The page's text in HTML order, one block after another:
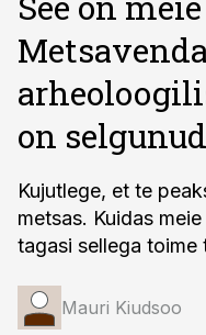
on
Kujutlege, et te
metsas. Kuidas
tagasi sellega toime
Mauri Kiudsoo